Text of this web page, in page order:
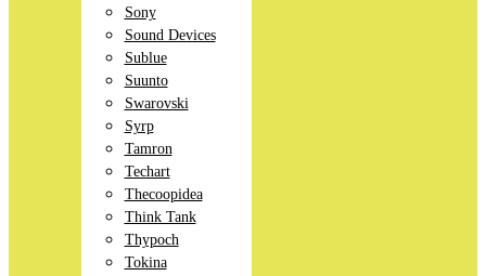
Sony
Sound Devices
Sublue
Suunto
Swarovski
Syrp
Tamron
Techart
Thecoopidea
Think Tank
Thypoch
Tokina